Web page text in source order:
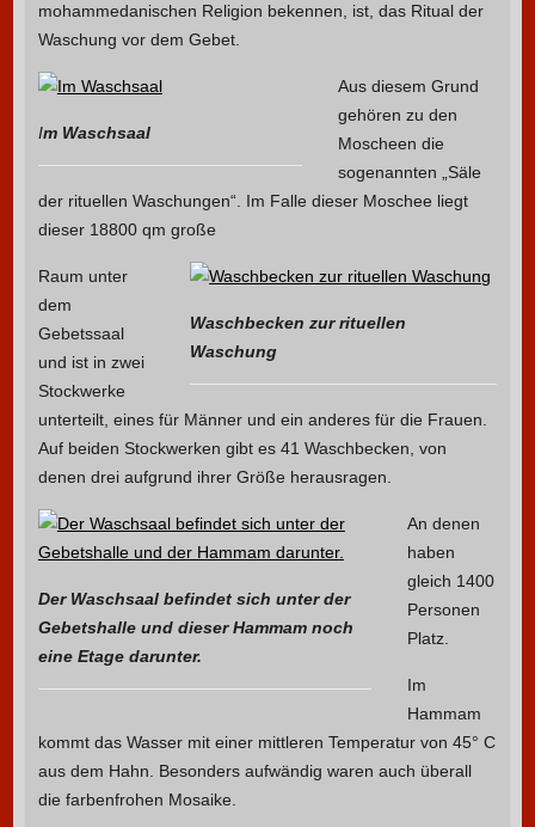
mohammedanischen Religion bekennen, ist, das Ritual der
Waschung vor dem Gebet.
Im Waschsaal
Aus diesem Grund
gehören zu den
Moscheen die
sogenannten „Säle
der rituellen Waschungen“. Im Falle dieser Moschee liegt
dieser 18800 qm große
Waschbecken zur rituellen
Waschung
Raum unter
dem
Gebetssaal
und ist in zwei
Stockwerke
unterteilt, eines für Männer und ein anderes für die Frauen.
Auf beiden Stockwerken gibt es 41 Waschbecken, von
denen drei aufgrund ihrer Größe herausragen.
Der Waschsaal befindet sich unter der
Gebetshalle und dieser Hammam noch
eine Etage darunter.
An denen
haben
gleich 1400
Personen
Platz.
Im
Hammam
kommt das Wasser mit einer mittleren Temperatur von 45° C
aus dem Hahn. Besonders aufwändig waren auch überall
die farbenfrohen Mosaike.